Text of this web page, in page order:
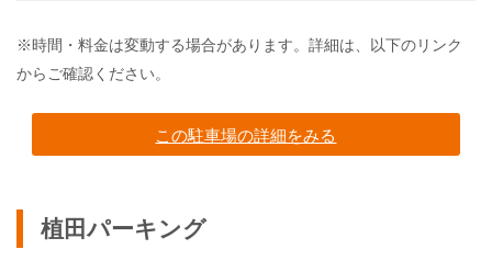
※時間・料金は変動する場合があります。詳細は、以下のリンク
からご確認ください。
この駐車場の詳細をみる
植田パーキング